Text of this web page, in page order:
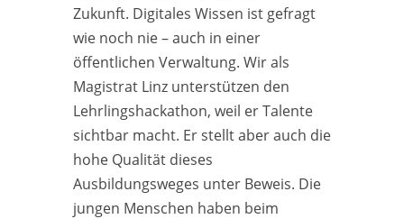
Zukunft. Digitales Wissen ist gefragt
wie noch nie – auch in einer
öffentlichen Verwaltung. Wir als
Magistrat Linz unterstützen den
Lehrlingshackathon, weil er Talente
sichtbar macht. Er stellt aber auch die
hohe Qualität dieses
Ausbildungsweges unter Beweis. Die
jungen Menschen haben beim